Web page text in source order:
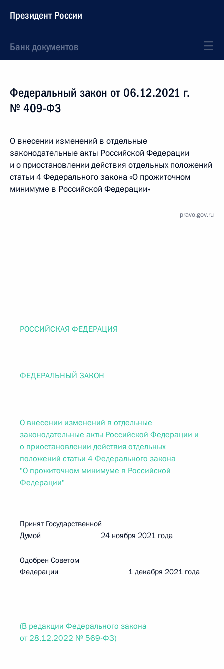
Президент России
Банк документов
Федеральный закон от 06.12.2021 г.
№ 409-ФЗ
О внесении изменений в отдельные
законодательные акты Российской Федерации
и о приостановлении действия отдельных положений
статьи 4 Федерального закона «О прожиточном
минимуме в Российской Федерации»
pravo.gov.ru
РОССИЙСКАЯ ФЕДЕРАЦИЯ
ФЕДЕРАЛЬНЫЙ ЗАКОН
О внесении изменений в отдельные
законодательные акты Российской Федерации и
о приостановлении действия отдельных
положений статьи 4 Федерального закона
"О прожиточном минимуме в Российской
Федерации"
Принят Государственной
Думой 24 ноября 2021 года
Одобрен Советом
Федерации 1 декабря 2021 года
(В редакции Федерального закона
от 28.12.2022 № 569-ФЗ)